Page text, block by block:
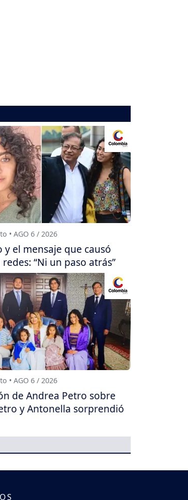
• AGO 6 / 2026
y el mensaje que causó
“Ni un paso atrás”
• AGO 6 / 2026
de Andrea Petro sobre
y Antonella sorprendió